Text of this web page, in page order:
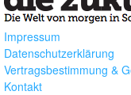
Impressum
Datenschutzerklärung
Vertragsbestimmung &
Kontakt